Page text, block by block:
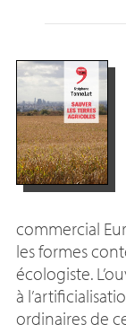
commercial
les formes
écologiste.
à
ordinaires de